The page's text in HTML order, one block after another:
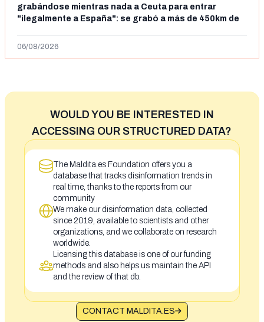
grabándose mientras nada a Ceuta para entrar
"ilegalmente a España": se grabó a más de 450km de
06/08/2026
WOULD YOU BE INTERESTED IN
ACCESSING OUR STRUCTURED DATA?
The Maldita.es Foundation offers you a
database that tracks disinformation trends in
real time, thanks to the reports from our
community
We make our disinformation data, collected
since 2019, available to scientists and other
organizations, and we collaborate on research
worldwide.
Licensing this database is one of our funding
methods and also helps us maintain the API
and the review of that db.
CONTACT MALDITA.ES